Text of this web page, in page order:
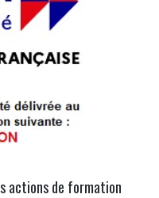
actions de formation